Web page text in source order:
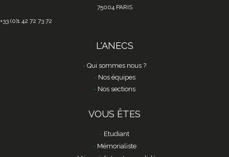
75004 PARIS
+33 (0)1 42 72 73 72
L'ANECS
Qui sommes nous ?
Nos équipes
Nos sections
VOUS ÊTES
Etudiant
Mémorialiste